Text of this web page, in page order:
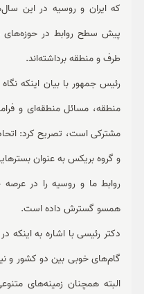
که ایران و روسیه در این
پیش سطح روابط در حوزه‌های
طرف و منطقه برداشته‌اند.
رئیس جمهور با بیان اینکه
منطقه، مسائل منطقه‌ای و
مشترکی است، تصریح کرد:
و گروه بریکس به عنوان
روابط ما و روسیه را در
همسو گسترش داده است.
دکتر رئیسی با اشاره به
گام‌های خوبی بین دو کشور و
البته همچنان زمینه‌های